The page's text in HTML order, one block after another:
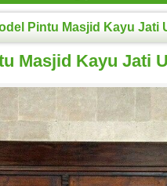
Pintu Masjid Kayu Jati
Masjid Kayu Jati